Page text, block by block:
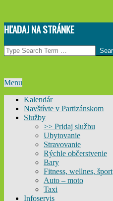
Skip
to
content
HĽADAJ NA STRÁNKE
Search
Primary
Menu
Menu
Kalendár
Navštívte v Partizánskom
Služby
>> Pridaj službu
Ubytovanie
Stravovanie
Rýchle občerstvenie
Bary
Fitness, wellnes, šport
Auto – moto
Taxi
Infoservis